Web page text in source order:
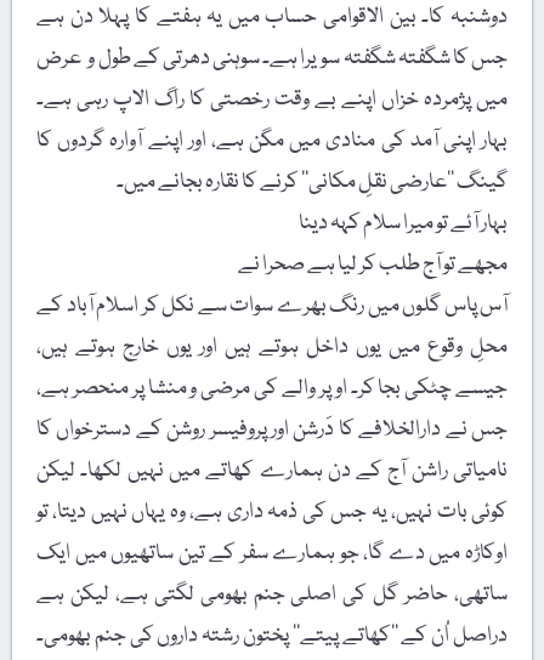
دوشنبہ کا۔ بین الاقوامی حساب میں یہ ہفتے کا پہلا دن ہے
جس کا شگفتہ شگفتہ سویرا ہے۔ سوہنی دھرتی کے طول و عرض
میں پژمردہ خزاں اپنے بے وقت رخصتی کا راگ الاپ رہی ہے۔
بہار اپنی آمد کی منادی میں مگن ہے، اور اپنے آوارہ گردوں کا
گینگ ’’عارضی نقلِ مکانی‘‘ کرنے کا نقارہ بجانے میں۔
بہار آئے تو میرا سلام کہہ دینا
مجھے تو آج طلب کر لیا ہے صحرا نے
آس پاس گلوں میں رنگ بھرے سوات سے نکل کر اسلام آباد کے
محلِ وقوع میں یوں داخل ہوتے ہیں اور یوں خارج ہوتے ہیں،
جیسے چٹکی بجا کر۔ اوپر والے کی مرضی و منشا پر منحصر ہے،
جس نے دارالخلافے کا دَرشن اور پروفیسر روشن کے دسترخواں کا
نامیاتی راشن آج کے دن ہمارے کھاتے میں نہیں لکھا۔ لیکن
کوئی بات نہیں، یہ جس کی ذمہ داری ہے، وہ یہاں نہیں دیتا، تو
اوکاڑہ میں دے گا، جو ہمارے سفر کے تین ساتھیوں میں ایک
ساتھی، حاضر گل کی اصلی جنم بھومی لگتی ہے، لیکن ہے
دراصل اُن کے ’’کھاتے پیتے‘‘ پختون رشتہ داروں کی جنم بھومی۔